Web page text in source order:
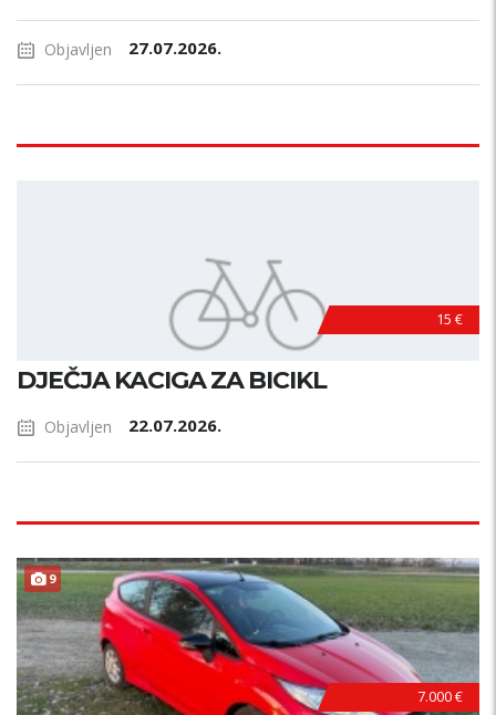
Objavljen 27.07.2026.
15 €
DJEČJA KACIGA ZA BICIKL
Objavljen 22.07.2026.
9 TOP STANJE !
7.000 €